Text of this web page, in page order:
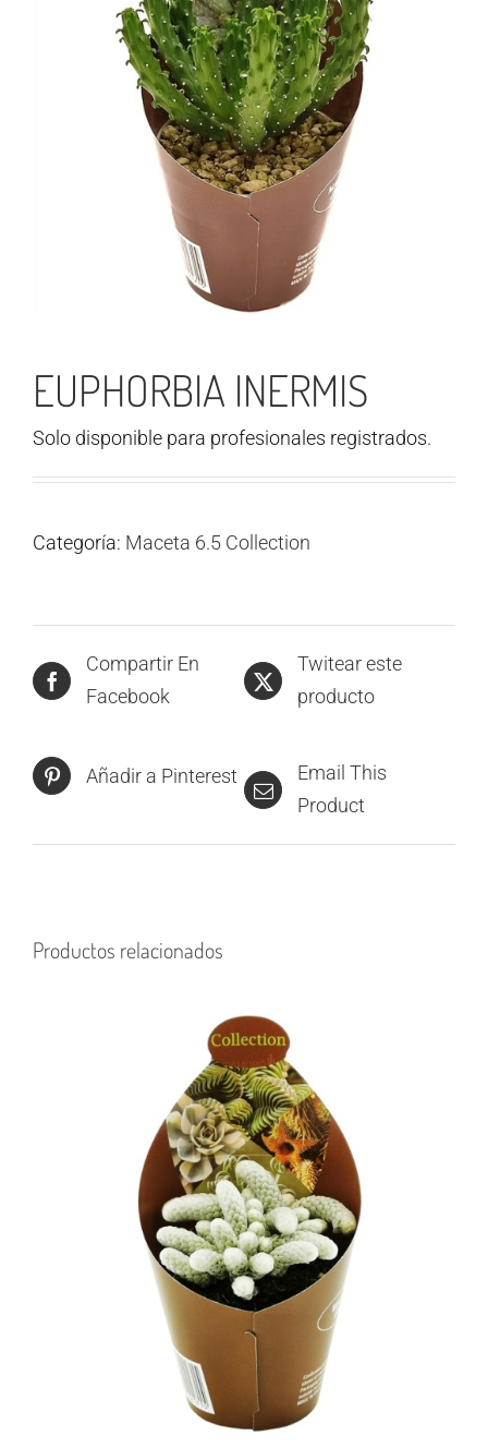
EUPHORBIA INERMIS
Solo disponible para profesionales registrados.
Categoría: Maceta 6.5 Collection
Compartir En
Facebook
Twitear este
producto
Añadir a Pinterest
Email This
Product
Productos relacionados